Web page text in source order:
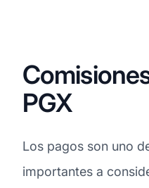
PGX
Los pagos son uno
importantes a